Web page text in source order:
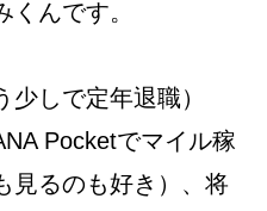
んです。
しで定年退職）
Pocketでマイル稼
見るのも好き）、将